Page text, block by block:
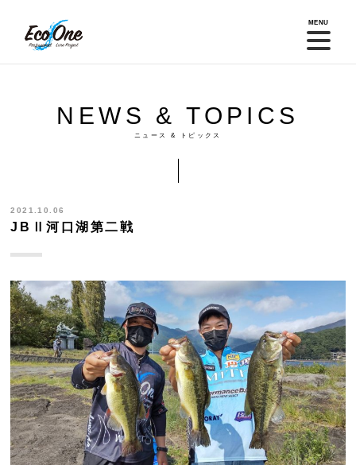
MENU
NEWS & TOPICS
ニュース & トピックス
2021.10.06
JBⅡ河口湖第二戦